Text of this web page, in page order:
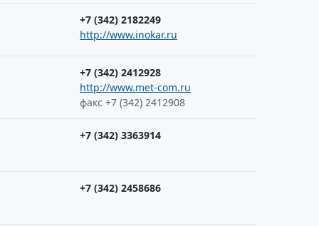
+7 (342) 2182249
http://www.inokar.ru
+7 (342) 2412928
http://www.met-com.ru
факс +7 (342) 2412908
+7 (342) 3363914
+7 (342) 2458686